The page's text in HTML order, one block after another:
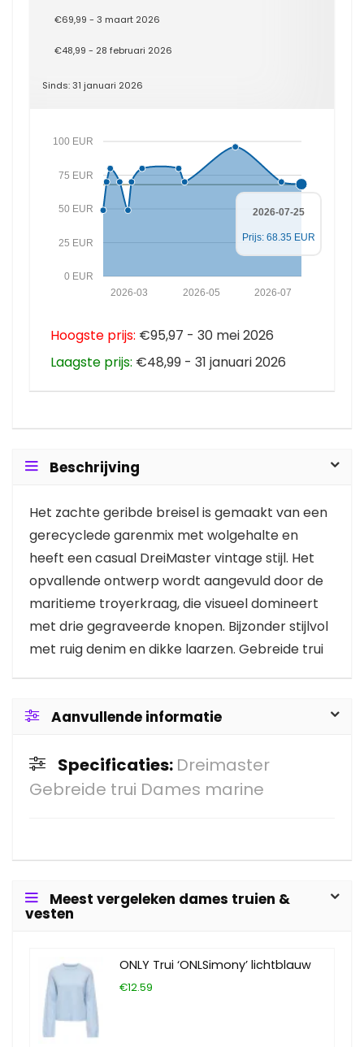
€69,99 - 3 maart 2026
€48,99 - 28 februari 2026
Sinds: 31 januari 2026
0 EUR
25 EUR
50 EUR
75 EUR
100 EUR
2026-07
2026-05
2026-03
2026-07-25
Prijs: 68.35 EUR
Hoogste prijs: €95,97 - 30 mei 2026
Laagste prijs: €48,99 - 31 januari 2026
Beschrijving
Het zachte geribde breisel is gemaakt van een
gerecyclede garenmix met wolgehalte en
heeft een casual DreiMaster vintage stijl. Het
opvallende ontwerp wordt aangevuld door de
maritieme troyerkraag, die visueel domineert
met drie gegraveerde knopen. Bijzonder stijlvol
met ruig denim en dikke laarzen. Gebreide trui
Aanvullende informatie
Specificaties: Dreimaster
Gebreide trui Dames marine
Meest vergeleken dames truien &
vesten
ONLY Trui ‘ONLSimony’ lichtblauw
€12.59